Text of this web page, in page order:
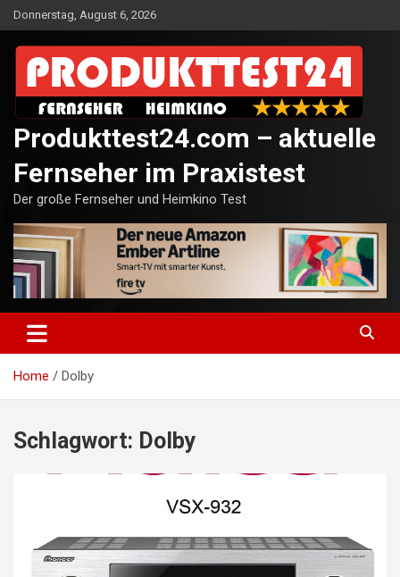
Skip
to
content
Donnerstag, August 6, 2026
Produkttest24.com – aktuelle
Fernseher im Praxistest
Der große Fernseher und Heimkino Test
Home Dolby
Schlagwort: Dolby